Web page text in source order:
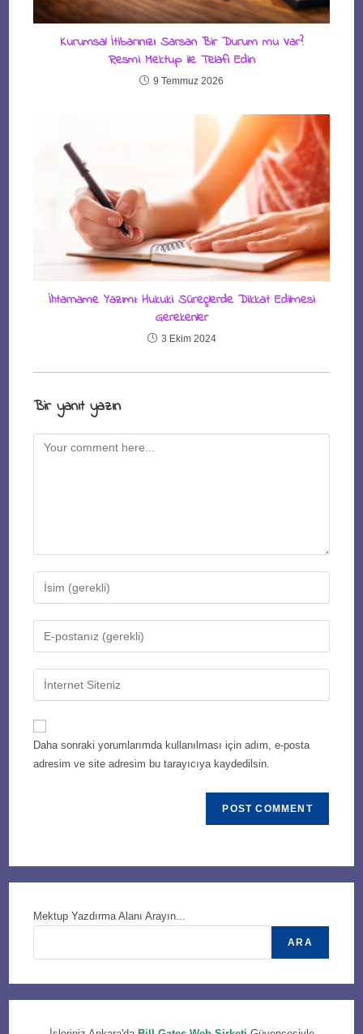
Kurumsal İtibarınızı Sarsan Bir Durum mu Var?
Resmi Mektup ile Telafi Edin
9 Temmuz 2026
İhtarname Yazımı: Hukuki Süreçlerde Dikkat Edilmesi
Gerekenler
3 Ekim 2024
Bir yanıt yazın
Comment
Enter
your
name
comment
Enter
your
email
address
comment
Enter
your
website
URL
(optional)
Daha sonraki yorumlarımda kullanılması için adım, e-posta
adresim ve site adresim bu tarayıcıya kaydedilsin.
Mektup Yazdırma Alanı Arayın...
ARA